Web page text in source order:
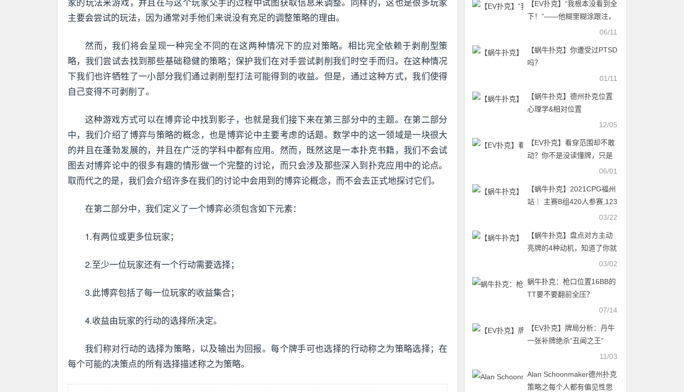
主要会尝试的玩法，因为通常对手他们来说没有充足的调整策略的理由。
然而，我们将会呈现一种完全不同的在这两种情况下的应对策略。相比完全依赖于剥削型策
略，我们尝试去找到那些基础稳健的策略；保护我们在对手尝试剥削我们时空手而归。在这种情况
下我们也许牺牲了一小部分我们通过剥削型打法可能得到的收益。但是，通过这种方式，我们使得
自己变得不可剥削了。
这种游戏方式可以在博弈论中找到影子，也就是我们接下来在第三部分中的主题。在第二部分
中，我们介绍了博弈与策略的概念，也是博弈论中主要考虑的话题。数学中的这一领域是一块很大
的并且在蓬勃发展的，并且在广泛的学科中都有应用。然而，既然这是一本扑克书籍，我们不会试
图去对博弈论中的很多有趣的情形做一个完整的讨论，而只会涉及那些深入到扑克应用中的论点。
取而代之的是，我们会介绍许多在我们的讨论中会用到的博弈论概念，而不会去正式地探讨它们。
在第二部分中，我们定义了一个博弈必须包含如下元素：
1.有两位或更多位玩家；
2.至少一位玩家还有一个行动需要选择；
3.此博弈包括了每一位玩家的收益集合；
4.收益由玩家的行动的选择所决定。
我们称对行动的选择为策略，以及输出为回报。每个牌手可也选择的行动称之为策略选择；在
每个可能的决策点的所有选择描述称之为策略。
【EV扑克】“我根本没看到全
下！”——他糊里糊涂跟注，
06/11
【蜗牛扑克】你遭受过PTSD
吗？
01/11
【蜗牛扑克】德州扑克位置
心理学&相对位置
12/05
【EV扑克】看穿范围却不敢
动？你不是没读懂牌，只是
06/01
【蜗牛扑克】2021CPG福州
站｜ 主赛B组420人参赛,123
03/22
【蜗牛扑克】盘点对方主动
亮牌的4种动机，知道了你就
可以盘回去 | 德州扑克策略
03/02
蜗牛扑克：枪口位置16BB的
TT要不要翻前全压？
07/14
【EV扑克】牌局分析：丹牛
一张补牌绝杀“丑闻之王”
11/03
Alan Schoonmaker德州扑克
策略之每个人都有偏见性思